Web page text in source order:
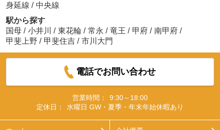
身延線 / 中央線
駅から探す
国母 / 小井川 / 東花輪 / 常永 / 竜王 / 甲府 / 南甲府 /
甲斐上野 / 甲斐住吉 / 市川大門
電話でお問い合わせ
営業時間：
9:30～18:00
定休日：
水曜日 GW・夏季・年末年始休暇あり